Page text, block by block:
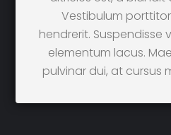
Vestibulum
hendrerit. Suspendisse
elementum lacus.
pulvinar dui, at cursus